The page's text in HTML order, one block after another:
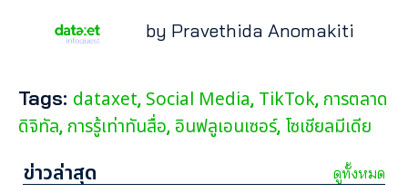
by Pravethida Anomakiti
Tags: dataxet, Social Media, TikTok, การตลาด
ดิจิทัล, การรู้เท่าทันสื่อ, อินฟลูเอนเซอร์, โซเชียลมีเดีย
ข่าวล่าสุด ดูทั้งหมด